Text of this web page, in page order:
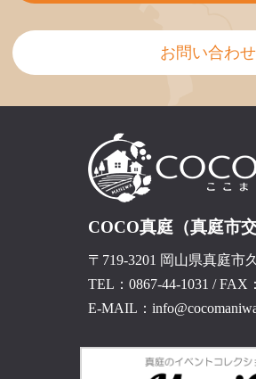
お問い合わ
COCO真庭（真庭市
〒719-3201 岡山県真庭市
TEL：0867-44-1031 /FAX
E-MAIL：